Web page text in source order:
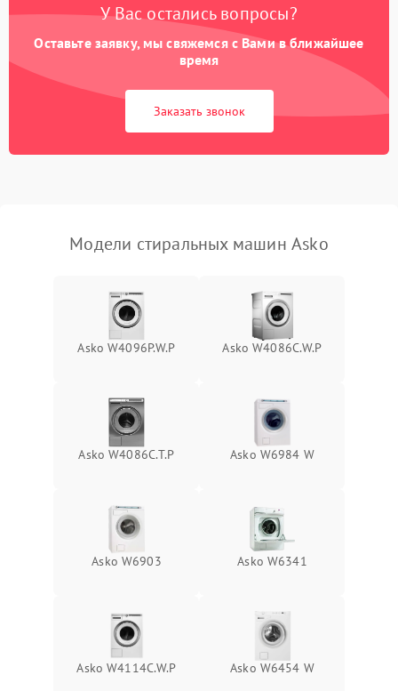
У Вас остались вопросы?
Оставьте заявку, мы свяжемся с Вами в ближайшее
время
Заказать звонок
Модели стиральных машин Asko
Asko W4096P.W.P Asko W4086C.W.P
Asko W4086C.T.P Asko W6984 W
Asko W6903 Asko W6341
Asko W4114C.W.P Asko W6454 W